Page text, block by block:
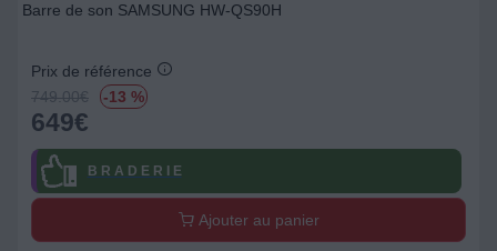
Barre de son SAMSUNG HW-QS90H
Prix de référence
749.00€ -13 %
649€
B R A D E R I E
Ajouter au panier